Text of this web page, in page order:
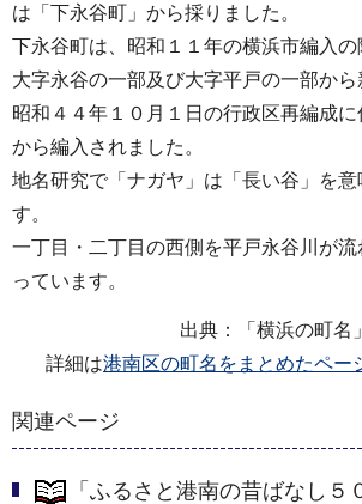
は「下永谷町」から採りました。
下永谷町は、昭和１１年の横浜市編入
大字永谷の一部及び大字平戸の一部から
昭和４４年１０月１日の行政区再編成
から編入されました。
地名研究で「ナガヤ」は「長い谷」を意
す。
一丁目・二丁目の西側を平戸永谷川が
っています。
出典：「横浜の町名
詳細は港南区の町名をまとめたペー
関連ページ
「ふるさと港南の昔ばなし５